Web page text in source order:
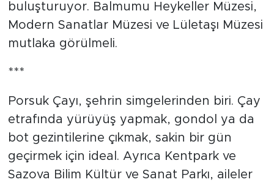
buluşturuyor. Balmumu Heykeller Müzesi,
Modern Sanatlar Müzesi ve Lületaşı Müzesi
mutlaka görülmeli.
***
Porsuk Çayı, şehrin simgelerinden biri. Çay
etrafında yürüyüş yapmak, gondol ya da
bot gezintilerine çıkmak, sakin bir gün
geçirmek için ideal. Ayrıca Kentpark ve
Sazova Bilim Kültür ve Sanat Parkı, aileler